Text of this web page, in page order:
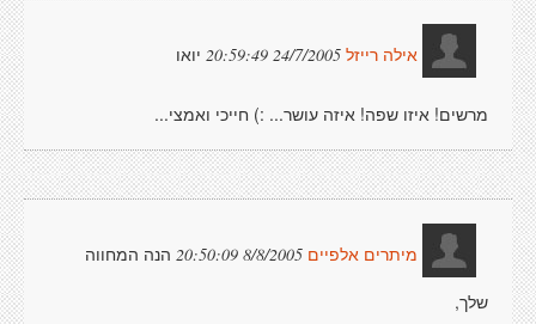
אילה רייזל 24/7/2005 20:59:49 יואו
מרשים! איזו שפה! איזה עושר... :) חייכי ואמצי...
מיתרים אלפיים 8/8/2005 20:50:09
הנה המחווה
שלך,